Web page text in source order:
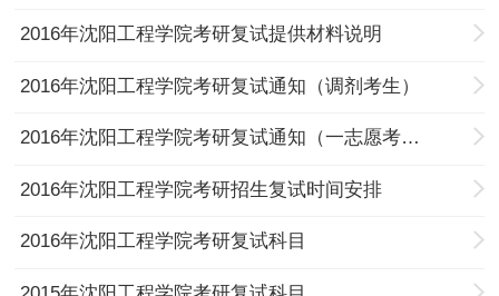
2016年沈阳工程学院考研复试提供材料说明
2016年沈阳工程学院考研复试通知（调剂考生）
2016年沈阳工程学院考研复试通知（一志愿考生）
2016年沈阳工程学院考研招生复试时间安排
2016年沈阳工程学院考研复试科目